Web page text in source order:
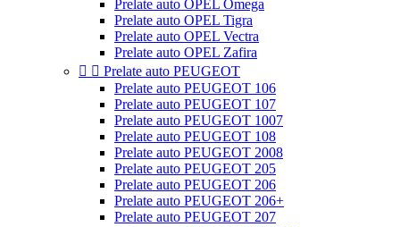
Prelate auto OPEL Omega
Prelate auto OPEL Tigra
Prelate auto OPEL Vectra
Prelate auto OPEL Zafira
  Prelate auto PEUGEOT
Prelate auto PEUGEOT 106
Prelate auto PEUGEOT 107
Prelate auto PEUGEOT 1007
Prelate auto PEUGEOT 108
Prelate auto PEUGEOT 2008
Prelate auto PEUGEOT 205
Prelate auto PEUGEOT 206
Prelate auto PEUGEOT 206+
Prelate auto PEUGEOT 207